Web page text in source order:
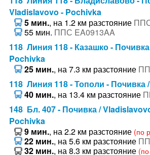
Vladislavovo - Pochivka
5 мин., на 1.2 км разстояние
55 мин. ППС EA0913AA
118 Линия 118 - Казашко -
Pochivka
25 мин., на 7.3 км разстояние
118 Линия 118 - Тополи - Почивка
40 мин., на 13.4 км разстояние
148 Бл. 407 - Почивка /
Pochivka
9 мин., на 2.2 км разстояние (по
22 мин., на 5.6 км разстояние
32 мин., на 8.3 км разстояние